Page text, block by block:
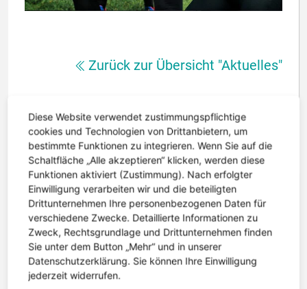
Zurück zur Übersicht "Aktuelles"
Weitere Neuigkeiten
Diese Website verwendet zustimmungspflichtige
cookies und Technologien von Drittanbietern, um
bestimmte Funktionen zu integrieren. Wenn Sie auf die
Schaltfläche „Alle akzeptieren“ klicken, werden diese
Funktionen aktiviert (Zustimmung). Nach erfolgter
Einwilligung verarbeiten wir und die beteiligten
Drittunternehmen Ihre personenbezogenen Daten für
verschiedene Zwecke. Detaillierte Informationen zu
Zweck, Rechtsgrundlage und Drittunternehmen finden
Sie unter dem Button „Mehr“ und in unserer
Datenschutzerklärung. Sie können Ihre Einwilligung
jederzeit widerrufen.